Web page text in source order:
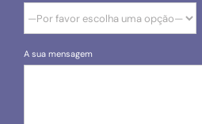
A sua mensagem